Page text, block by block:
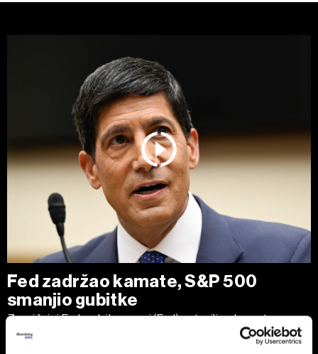
Fed zadržao kamate, S&P 500
smanjio gubitke
Zvaničnici Federalnih rezervi (Fed) ostavili su kamatne
stope nepromenjenim, ali neujednačeno glasanje pokazalo
je da pojedini kreatori monetarne politike sve više smatraju